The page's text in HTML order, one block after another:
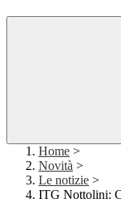
Home >
Novità >
Le notizie >
ITG Nottolini: